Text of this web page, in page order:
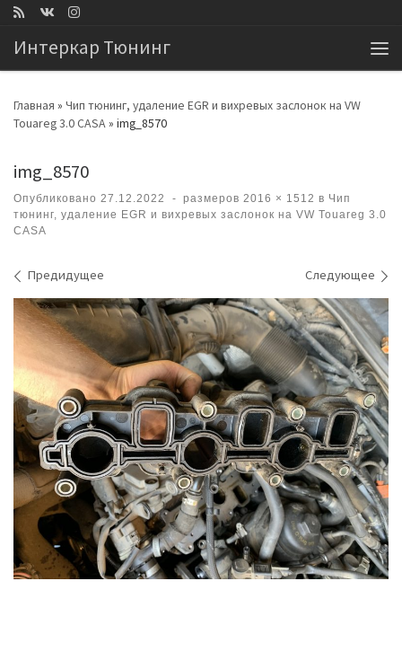
Интеркар Тюнинг
Главная » Чип тюнинг, удаление EGR и вихревых заслонок на VW
Touareg 3.0 CASA» img_8570
img_8570
Опубликовано 27.12.2022 - размеров 2016 × 1512 в Чип
тюнинг, удаление EGR и вихревых заслонок на VW Touareg 3.0
CASA
Навигация по изображениям
Предидущее Следующее